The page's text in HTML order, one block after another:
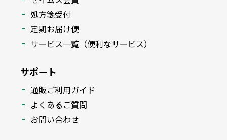
処方箋受付
定期お届け便
サービス一覧（便利なサービス）
サポート
通販ご利用ガイド
よくあるご質問
お問い合わせ